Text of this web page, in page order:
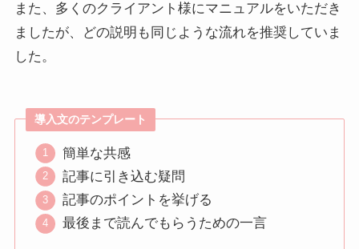
また、多くのクライアント様にマニュアルをいただき
ましたが、どの説明も同じような流れを推奨していま
した。
導入文のテンプレート
簡単な共感
記事に引き込む疑問
記事のポイントを挙げる
最後まで読んでもらうための一言